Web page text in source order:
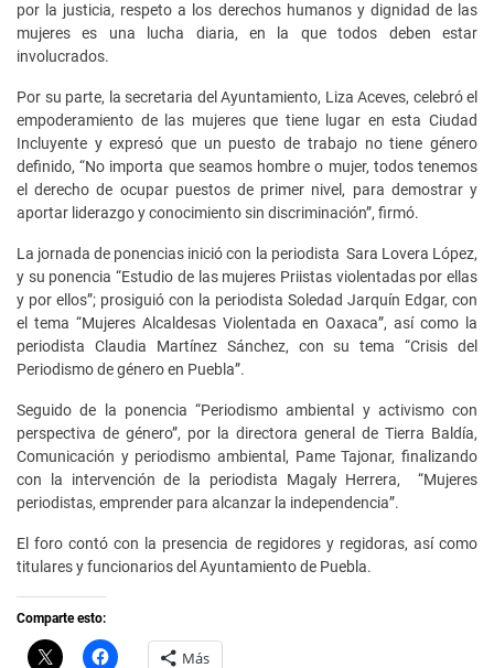
por la justicia, respeto a los derechos humanos y dignidad de las
mujeres es una lucha diaria, en la que todos deben estar
involucrados.
Por su parte, la secretaria del Ayuntamiento, Liza Aceves, celebró el
empoderamiento de las mujeres que tiene lugar en esta Ciudad
Incluyente y expresó que un puesto de trabajo no tiene género
definido, “No importa que seamos hombre o mujer, todos tenemos
el derecho de ocupar puestos de primer nivel, para demostrar y
aportar liderazgo y conocimiento sin discriminación”, firmó.
La jornada de ponencias inició con la periodista Sara Lovera López,
y su ponencia “Estudio de las mujeres Priistas violentadas por ellas
y por ellos”; prosiguió con la periodista Soledad Jarquín Edgar, con
el tema “Mujeres Alcaldesas Violentada en Oaxaca”, así como la
periodista Claudia Martínez Sánchez, con su tema “Crisis del
Periodismo de género en Puebla”.
Seguido de la ponencia “Periodismo ambiental y activismo con
perspectiva de género”, por la directora general de Tierra Baldía,
Comunicación y periodismo ambiental, Pame Tajonar, finalizando
con la intervención de la periodista Magaly Herrera, “Mujeres
periodistas, emprender para alcanzar la independencia”.
El foro contó con la presencia de regidores y regidoras, así como
titulares y funcionarios del Ayuntamiento de Puebla.
Comparte esto:
C H Más